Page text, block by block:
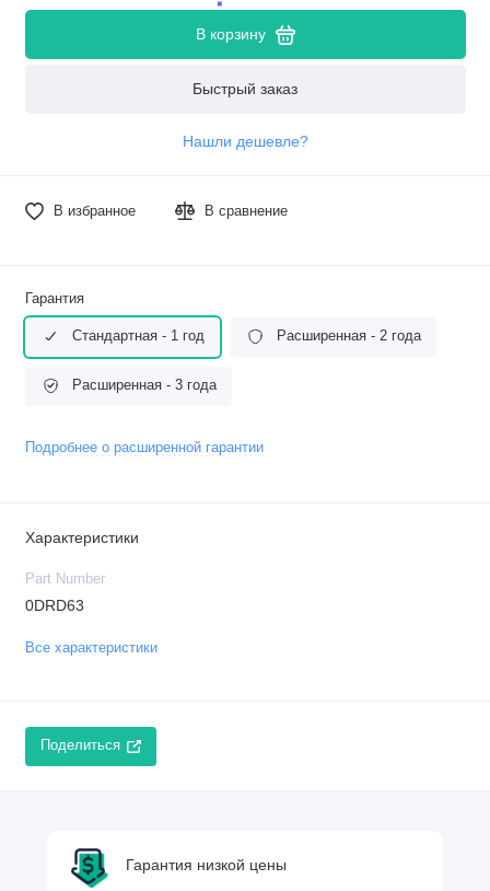
В корзину
Быстрый заказ
Нашли дешевле?
В избранное В сравнение
Гарантия
Стандартная - 1 год Расширенная - 2 года
Расширенная - 3 года
Подробнее о расширенной гарантии
Характеристики
Part Number
0DRD63
Все характеристики
Поделиться
Гарантия низкой цены